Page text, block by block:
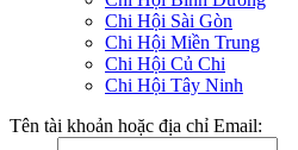
Chi Hội Sài Gòn
Chi Hội Miền Trung
Chi Hội Củ Chi
Chi Hội Tây Ninh
Tên tài khoản hoặc địa chỉ Email: